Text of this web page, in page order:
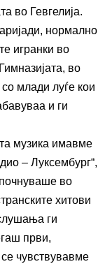
во Гевгелија.
нормално
игранки во
во
млади луѓе кои
и ги
музика имавме
– Луксембург“,
во
хитови
ги
први,
чувствувавме